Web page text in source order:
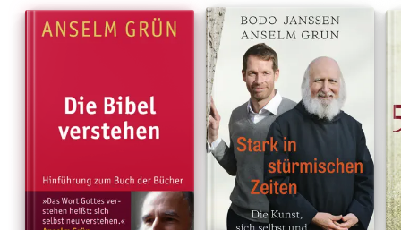
Frieden, Freiheit und Vertrauen schenken, wo sie mir niemand
nehmen kann.« Pater Anselm Grün
Mit zahlreichen Illustrationen des Künstlers Eberhard Münch.